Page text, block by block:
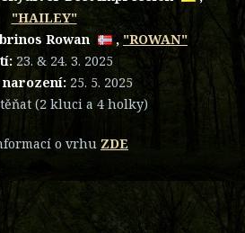
"HAILEY"
Rowan , "ROWAN"
23. & 24. 3. 2025
narození:25. 5. 2025
(2 kluci a 4 holky)
o vrhu ZDE